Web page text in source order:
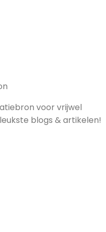
voor vrijwel
blogs & artikelen!